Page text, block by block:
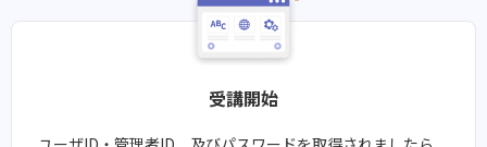
受講開始​​